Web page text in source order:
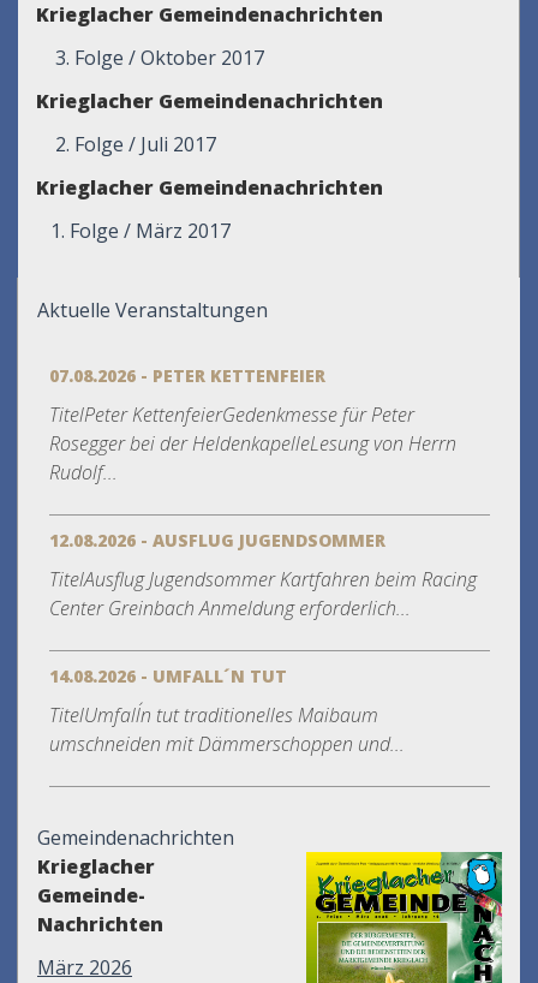
Krieglacher Gemeindenachrichten
3. Folge / Oktober 2017
Krieglacher Gemeindenachrichten
2. Folge / Juli 2017
Krieglacher Gemeindenachrichten
1. Folge / März 2017
Aktuelle Veranstaltungen
07.08.2026 - PETER KETTENFEIER
TitelPeter KettenfeierGedenkmesse für Peter
Rosegger bei der HeldenkapelleLesung von Herrn
Rudolf...
12.08.2026 - AUSFLUG JUGENDSOMMER
TitelAusflug Jugendsommer Kartfahren beim Racing
Center Greinbach Anmeldung erforderlich...
14.08.2026 - UMFALL´N TUT
TitelUmfall´n tut traditionelles Maibaum
umschneiden mit Dämmerschoppen und...
Gemeindenachrichten
Krieglacher
Gemeinde-
Nachrichten
März 2026